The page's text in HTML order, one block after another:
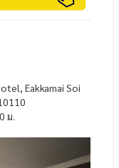
Eakkamai Soi
ม.